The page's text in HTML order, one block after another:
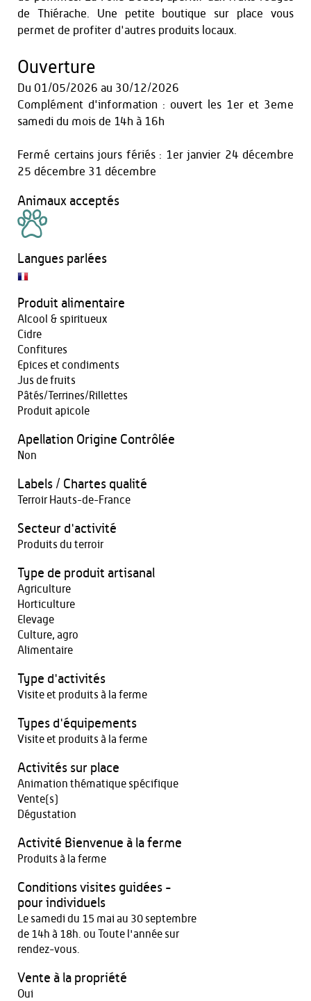
de Thiérache. Une petite boutique sur place vous
permet de profiter d'autres produits locaux.
Ouverture
Du 01/05/2026 au 30/12/2026
Complément d'information : ouvert les 1er et 3eme
samedi du mois de 14h à 16h
Fermé certains jours fériés : 1er janvier 24 décembre
25 décembre 31 décembre
Animaux acceptés
Langues parlées
Produit alimentaire
Alcool & spiritueux
Cidre
Confitures
Epices et condiments
Jus de fruits
Pâtés/Terrines/Rillettes
Produit apicole
Apellation Origine Contrôlée
Non
Labels / Chartes qualité
Terroir Hauts-de-France
Secteur d'activité
Produits du terroir
Type de produit artisanal
Agriculture
Horticulture
Elevage
Culture, agro
Alimentaire
Type d'activités
Visite et produits à la ferme
Types d'équipements
Visite et produits à la ferme
Activités sur place
Animation thématique spécifique
Vente(s)
Dégustation
Activité Bienvenue à la ferme
Produits à la ferme
Conditions visites guidées -
pour individuels
Le samedi du 15 mai au 30 septembre
de 14h à 18h. ou Toute l'année sur
rendez-vous.
Vente à la propriété
Oui